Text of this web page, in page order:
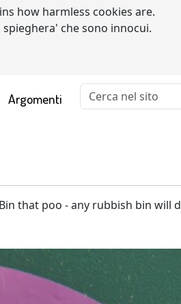
how harmless cookies are.
spieghera' che sono innocui.
Argomenti
that poo - any rubbish bin will